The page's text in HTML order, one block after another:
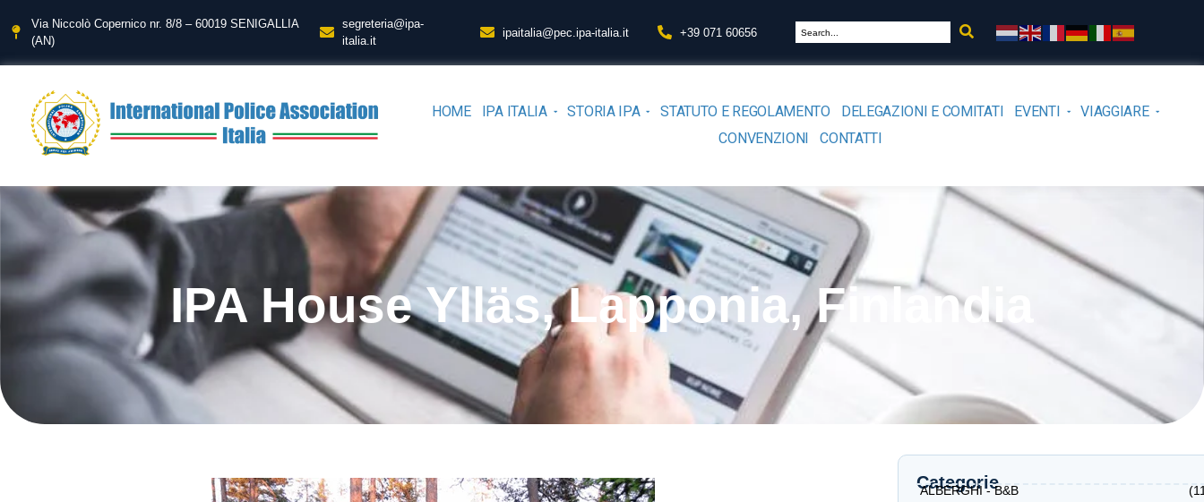
Via Niccolò Copernico nr. 8/8 – 60019 SENIGALLIA
(AN)
segreteria@ipa-
italia.it
ipaitalia@pec.ipa-italia.it +39 071 60656
HOME IPA ITALIA STORIA IPA STATUTO E REGOLAMENTO DELEGAZIONI E COMITATI EVENTI
VIAGGIARE
CONVENZIONI
CONTATTI
IPA House Ylläs, Lapponia, Finlandia
Categorie
ALBERGHI - B&B